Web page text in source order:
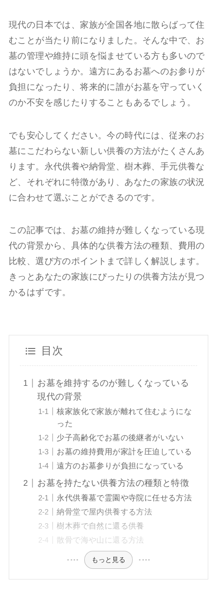
現代の日本では、家族が全国各地に散らばって住
むことが当たり前になりました。そんな中で、お
墓の管理や維持に頭を悩ませている方も多いので
はないでしょうか。遠方にあるお墓へのお参りが
負担になったり、将来的に誰がお墓を守っていく
のか不安を感じたりすることもあるでしょう。
でも安心してください。今の時代には、従来のお
墓にこだわらない新しい供養の方法がたくさんあ
ります。永代供養や納骨堂、樹木葬、手元供養な
ど、それぞれに特徴があり、あなたの家族の状況
に合わせて選ぶことができるのです。
この記事では、お墓の維持が難しくなっている現
代の背景から、具体的な供養方法の種類、費用の
比較、選び方のポイントまで詳しく解説します。
きっとあなたの家族にぴったりの供養方法が見つ
かるはずです。
目次
お墓を維持するのが難しくなっている
現代の背景
核家族化で家族が離れて住むようにな
った
少子高齢化でお墓の後継者がいない
お墓の維持費用が家計を圧迫している
遠方のお墓参りが負担になっている
お墓を持たない供養方法の種類と特徴
永代供養墓で霊園や寺院に任せる方法
納骨堂で屋内供養する方法
樹木葬で自然に還る供養
散骨で海や山に還る方法
もっと見る